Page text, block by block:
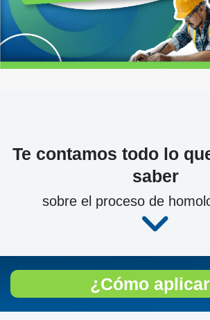
Te contamos todo lo
saber
sobre el proceso de
¿Cómo